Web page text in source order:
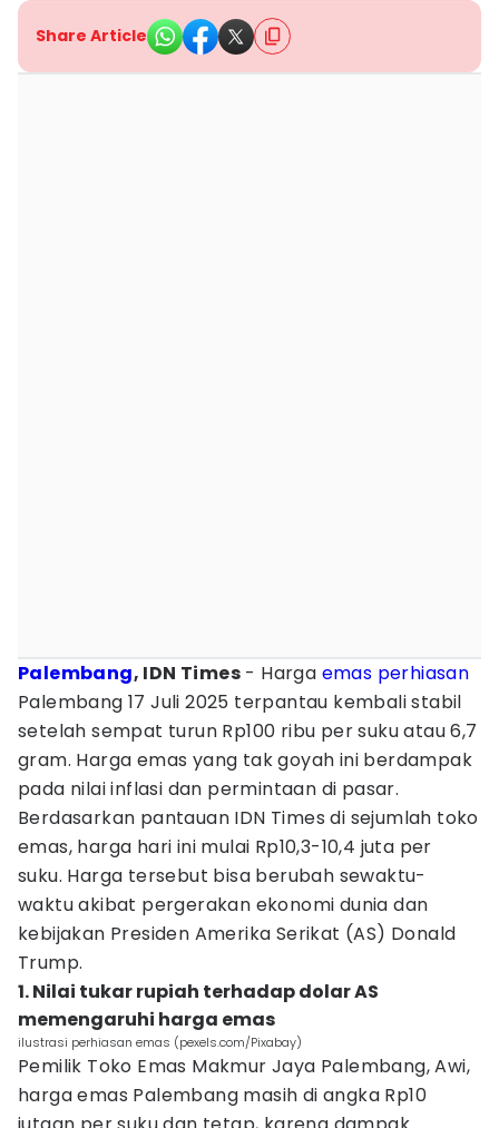
Share Article
Palembang, IDN Times - Harga emas perhiasan
Palembang 17 Juli 2025 terpantau kembali stabil
setelah sempat turun Rp100 ribu per suku atau 6,7
gram. Harga emas yang tak goyah ini berdampak
pada nilai inflasi dan permintaan di pasar.
Berdasarkan pantauan IDN Times di sejumlah toko
emas, harga hari ini mulai Rp10,3-10,4 juta per
suku. Harga tersebut bisa berubah sewaktu-
waktu akibat pergerakan ekonomi dunia dan
kebijakan Presiden Amerika Serikat (AS) Donald
Trump.
1. Nilai tukar rupiah terhadap dolar AS
memengaruhi harga emas
ilustrasi perhiasan emas (pexels.com/Pixabay)
Pemilik Toko Emas Makmur Jaya Palembang, Awi,
harga emas Palembang masih di angka Rp10